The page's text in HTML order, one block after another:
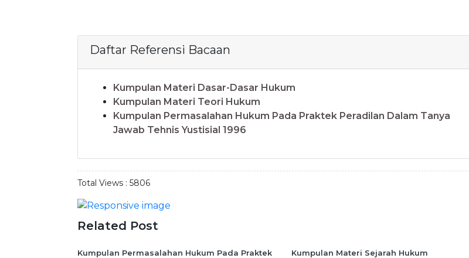
Daftar Referensi Bacaan
Kumpulan Materi Dasar-Dasar Hukum
Kumpulan Materi Teori Hukum
Kumpulan Permasalahan Hukum Pada Praktek Peradilan Dalam Tanya
Jawab Tehnis Yustisial 1996
Total Views : 5806
Related Post
Kumpulan Permasalahan Hukum Pada Praktek
Kumpulan Materi Sejarah Hukum